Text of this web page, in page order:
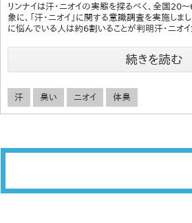
リンナイは汗・ニオイの実態を探るべく、全国
象に、「汗・ニオイ」に関する意識調査を実施しま
に悩んでいる人は約6割いることが判明汗・ニオ
続きを読む
汗 臭い ニオイ 体臭